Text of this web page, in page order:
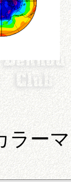
ラー